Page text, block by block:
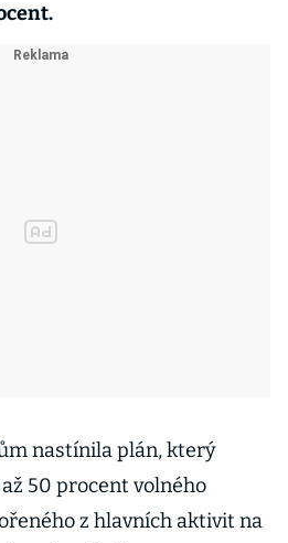
nastínila plán, který
50 procent volného
z hlavních aktivit na